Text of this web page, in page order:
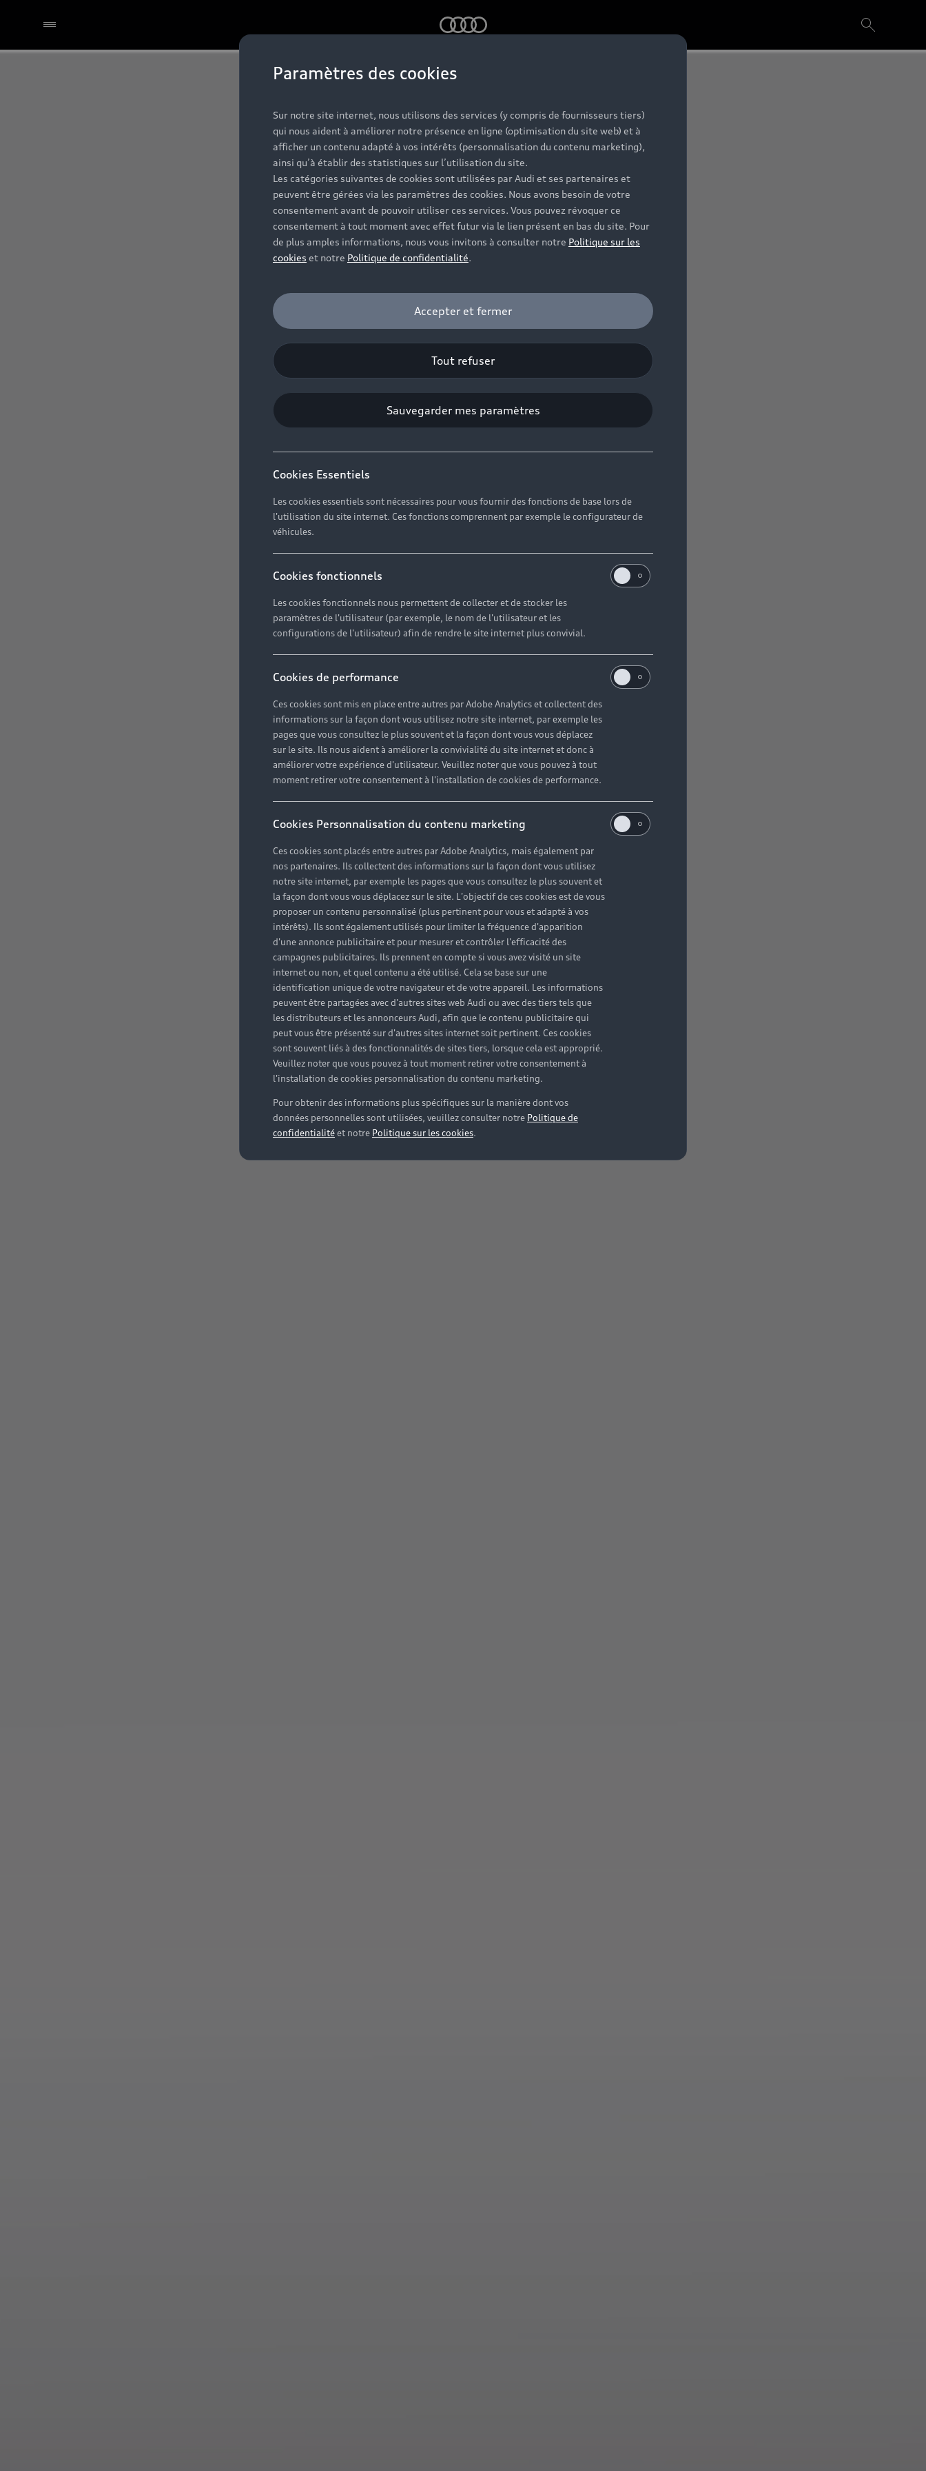
Paramètres des cookies
Sur notre site internet, nous utilisons des services (y compris de fournisseurs tiers)
qui nous aident à améliorer notre présence en ligne (optimisation du site web) et à
afficher un contenu adapté à vos intérêts (personnalisation du contenu marketing),
ainsi qu’à établir des statistiques sur l’utilisation du site.
Les catégories suivantes de cookies sont utilisées par Audi et ses partenaires et
peuvent être gérées via les paramètres des cookies. Nous avons besoin de votre
consentement avant de pouvoir utiliser ces services. Vous pouvez révoquer ce
consentement à tout moment avec effet futur via le lien présent en bas du site. Pour
de plus amples informations, nous vous invitons à consulter notre Politique sur les
cookies et notre Politique de confidentialité.
Accepter et fermer
Tout refuser
Sauvegarder mes paramètres
Cookies Essentiels
Les cookies essentiels sont nécessaires pour vous fournir des fonctions de base lors de
l'utilisation du site internet. Ces fonctions comprennent par exemple le configurateur de
véhicules.
Cookies fonctionnels
Les cookies fonctionnels nous permettent de collecter et de stocker les
paramètres de l'utilisateur (par exemple, le nom de l'utilisateur et les
configurations de l'utilisateur) afin de rendre le site internet plus convivial.
Cookies de performance
Ces cookies sont mis en place entre autres par Adobe Analytics et collectent des
informations sur la façon dont vous utilisez notre site internet, par exemple les
pages que vous consultez le plus souvent et la façon dont vous vous déplacez
sur le site. Ils nous aident à améliorer la convivialité du site internet et donc à
améliorer votre expérience d'utilisateur. Veuillez noter que vous pouvez à tout
moment retirer votre consentement à l'installation de cookies de performance.
Cookies Personnalisation du contenu marketing
Ces cookies sont placés entre autres par Adobe Analytics, mais également par
nos partenaires. Ils collectent des informations sur la façon dont vous utilisez
notre site internet, par exemple les pages que vous consultez le plus souvent et
la façon dont vous vous déplacez sur le site. L'objectif de ces cookies est de vous
proposer un contenu personnalisé (plus pertinent pour vous et adapté à vos
intérêts). Ils sont également utilisés pour limiter la fréquence d'apparition
d'une annonce publicitaire et pour mesurer et contrôler l'efficacité des
campagnes publicitaires. Ils prennent en compte si vous avez visité un site
internet ou non, et quel contenu a été utilisé. Cela se base sur une
identification unique de votre navigateur et de votre appareil. Les informations
peuvent être partagées avec d'autres sites web Audi ou avec des tiers tels que
les distributeurs et les annonceurs Audi, afin que le contenu publicitaire qui
peut vous être présenté sur d'autres sites internet soit pertinent. Ces cookies
sont souvent liés à des fonctionnalités de sites tiers, lorsque cela est approprié.
Veuillez noter que vous pouvez à tout moment retirer votre consentement à
l'installation de cookies personnalisation du contenu marketing.
Pour obtenir des informations plus spécifiques sur la manière dont vos
données personnelles sont utilisées, veuillez consulter notre Politique de
confidentialitéet notre Politique sur les cookies.